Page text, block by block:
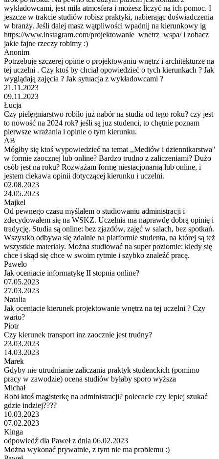
wykładowcami, jest miła atmosfera i możesz liczyć na ich pomoc. I
jeszcze w trakcie studiów robisz praktyki, nabierając doświadczenia
w branży. Jeśli dalej masz wątpliwości wpadnij na kierunkowy ig
https://www.instagram.com/projektowanie_wnetrz_wspa/ i zobacz
jakie fajne rzeczy robimy :)
Anonim
Potrzebuje szczerej opinie o projektowaniu wnętrz i architekturze na
tej uczelni . Czy ktoś by chciał opowiedzieć o tych kierunkach ? Jak
wyglądają zajęcia ? Jak sytuacja z wykładowcami ?
21.11.2023
09.11.2023
Łucja
Czy pielęgniarstwo robiło już nabór na studia od tego roku? czy jest
to nowość na 2024 rok? jeśli są juz studenci, to chętnie poznam
pierwsze wrażania i opinie o tym kierunku.
AB
Mógłby się ktoś wypowiedzieć na temat ,,Mediów i dziennikarstwa''
w formie zaocznej lub online? Bardzo trudno z zaliczeniami? Dużo
osób jest na roku? Rozważam formę niestacjonarną lub online, i
jestem ciekawa opinii dotyczącej kierunku i uczelni.
02.08.2023
24.05.2023
Majkel
Od pewnego czasu myślałem o studiowaniu administracji i
zdecydowałem się na WSKZ. Uczelnia ma naprawdę dobrą opinię i
tradycję. Studia są online: bez zjazdów, zajęć w salach, bez spotkań.
Wszystko odbywa się zdalnie na platformie studenta, na której są też
wszystkie materiały. Można studiować na super poziomie: kiedy się
chce i skąd się chce w swoim rytmie i szybko znaleźć pracę.
Pawelo
Jak oceniacie informatykę II stopnia online?
07.05.2023
27.03.2023
Natalia
Jak oceniacie kierunek projektowanie wnętrz na tej uczelni ? Czy
warto?
Piotr
Czy kierunek transport inz zaocznie jest trudny?
23.03.2023
14.03.2023
Marek
Gdyby nie utrudnianie zaliczania praktyk studenckich (pomimo
pracy w zawodzie) ocena studiów byłaby sporo wyższa
Michał
Robi ktoś magisterkę na administracji? polecacie czy lepiej szukać
gdzie indziej????
10.03.2023
07.02.2023
Kinga
odpowiedź dla Paweł z dnia 06.02.2023
Można wykonać prywatnie, z tym nie ma problemu :)